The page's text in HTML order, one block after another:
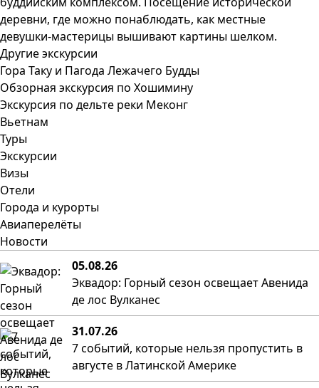
деревни, где можно понаблюдать, как местные
девушки-мастерицы вышивают картины шелком.
Другие экскурсии
Гора Таку и Пагода Лежачего Будды
Обзорная экскурсия по Хошимину
Экскурсия по дельте реки Меконг
Вьетнам
Туры
Экскурсии
Визы
Отели
Города и курорты
Авиаперелёты
Новости
05.08.26
Эквадор: Горный сезон освещает Авенида
де лос Вулканес
31.07.26
7 событий, которые нельзя пропустить в
августе в Латинской Америке